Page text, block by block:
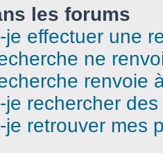
les forums
je effectuer une
ne
renvoie
je rechercher
je retrouver mes